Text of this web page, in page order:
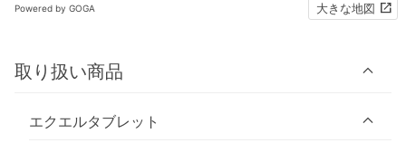
Powered by GOGA 大きな地図
取り扱い商品
エクエルタブレット